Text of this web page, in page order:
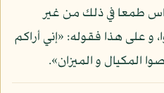
طمعا في ذلك من غير
و على هذا فقوله: «إني أراكم
المكيال و الميزان».